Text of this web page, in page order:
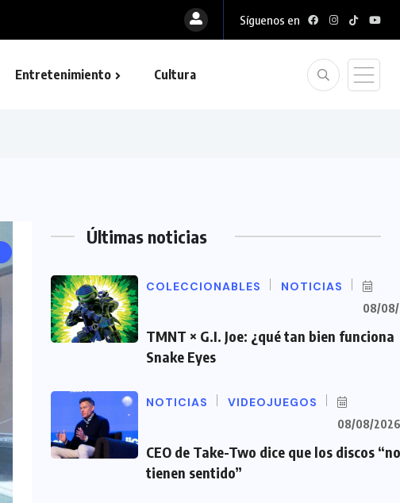
Síguenos en
Entretenimiento Cultura
Últimas noticias
COLECCIONABLES NOTICIAS
08/
TMNT × G.I. Joe: ¿qué tan bien funciona
Snake Eyes
NOTICIAS VIDEOJUEGOS
08/08/2026
CEO de Take-Two dice que los discos “no
tienen sentido”